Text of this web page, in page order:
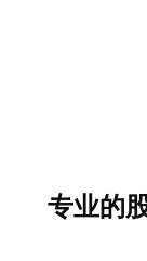
专业的